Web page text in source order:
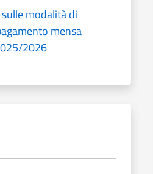
modalità di
mensa
2026